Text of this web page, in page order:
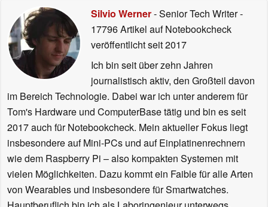
Silvio Werner- Senior Tech Writer-
17796 Artikel auf Notebookcheck
veröffentlichtseit 2017
Ich bin seit über zehn Jahren
journalistisch aktiv, den Großteil davon
im Bereich Technologie. Dabei war ich unter anderem für
Tom's Hardware und ComputerBase tätig und bin es seit
2017 auch für Notebookcheck. Mein aktueller Fokus liegt
insbesondere auf Mini-PCs und auf Einplatinenrechnern
wie dem Raspberry Pi – also kompakten Systemen mit
vielen Möglichkeiten. Dazu kommt ein Faible für alle Arten
von Wearables und insbesondere für Smartwatches.